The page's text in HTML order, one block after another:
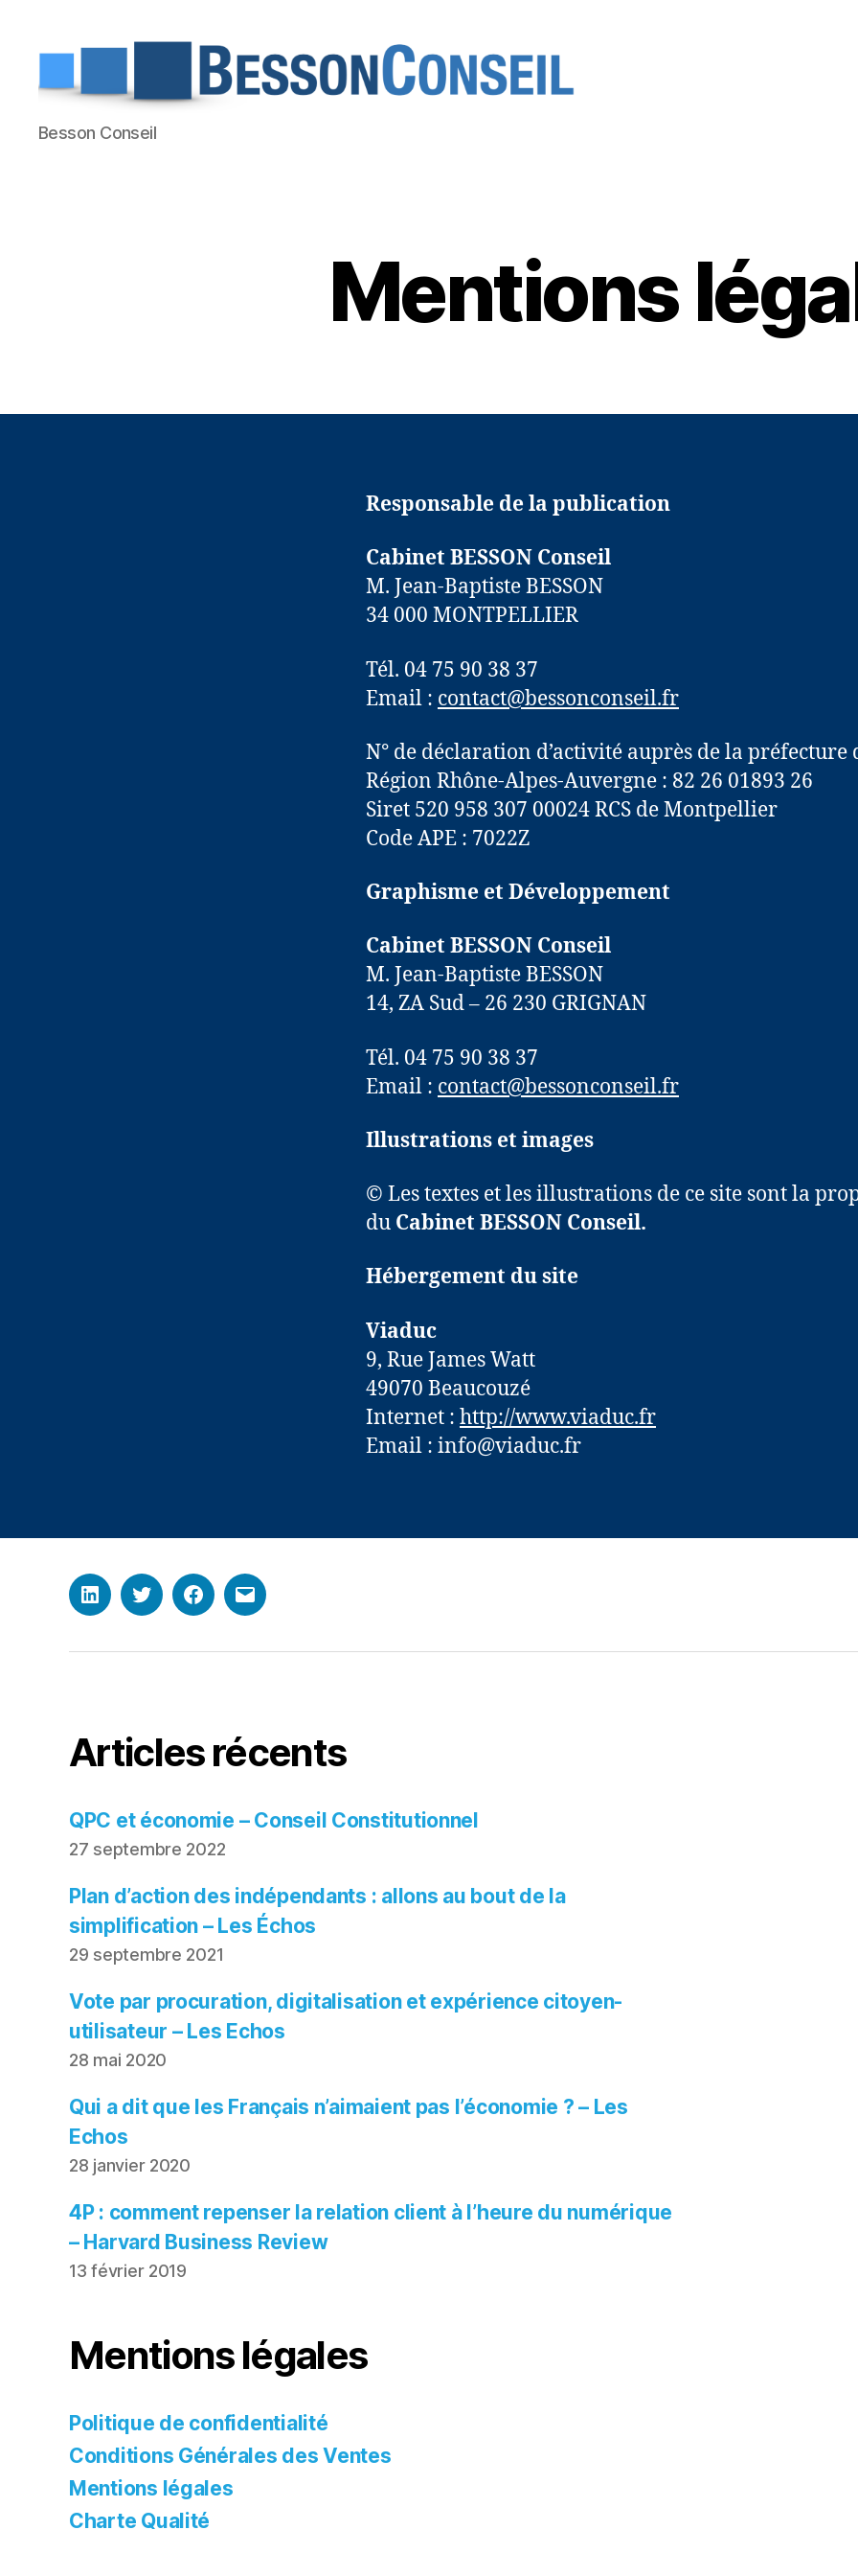
Besson
Conseil
Besson Conseil
Mentions
Responsable de la publication
Cabinet BESSON Conseil
M. Jean-Baptiste BESSON
34 000 MONTPELLIER
Tél. 04 75 90 38 37
Email : contact@bessonconseil.fr
N° de déclaration d’activité auprès de la préfecture
Région Rhône-Alpes-Auvergne : 82 26 01893 26
Siret 520 958 307 00024 RCS de Montpellier
Code APE : 7022Z
Graphisme et Développement
Cabinet BESSON Conseil
M. Jean-Baptiste BESSON
14, ZA Sud – 26 230 GRIGNAN
Tél. 04 75 90 38 37
Email : contact@bessonconseil.fr
Illustrations et images
© Les textes et les illustrations de ce site sont la
du Cabinet BESSON Conseil.
Hébergement du site
Viaduc
9, Rue James Watt
49070 Beaucouzé
Internet : http://www.viaduc.fr
Email : info@viaduc.fr
LinkedInTwitterFacebook
Mail
Articles récents
QPC et économie – Conseil Constitutionnel
27 septembre 2022
Plan d’action des indépendants : allons au bout de la
simplification – Les Échos
29 septembre 2021
Vote par procuration, digitalisation et expérience citoyen-
utilisateur – Les Echos
28 mai 2020
Qui a dit que les Français n’aimaient pas l’économie ? – Les
Echos
28 janvier 2020
4P : comment repenser la relation client à l’heure du numérique
– Harvard Business Review
13 février 2019
Mentions légales
Politique de confidentialité
Conditions Générales des Ventes
Mentions légales
Charte Qualité